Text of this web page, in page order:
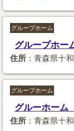
グループホーム
グループホー
住所 ：青森県十
グループホーム
グルーホー
住所 ：青森県十